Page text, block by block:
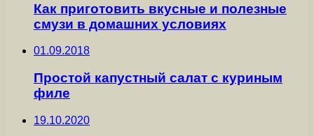
Как приготовить вкусные и полезные
смузи в домашних условиях
01.09.2018
Простой капустный салат с куриным
филе
19.10.2020